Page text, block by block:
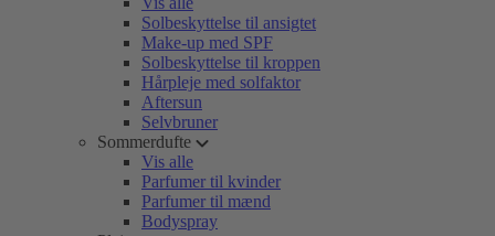
Solbeskyttelse til ansigtet
Make-up med SPF
Solbeskyttelse til kroppen
Hårpleje med solfaktor
Aftersun
Selvbruner
Sommerdufte
Vis alle
Parfumer til kvinder
Parfumer til mænd
Bodyspray